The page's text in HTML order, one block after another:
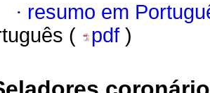
· resumo em
(
pdf )